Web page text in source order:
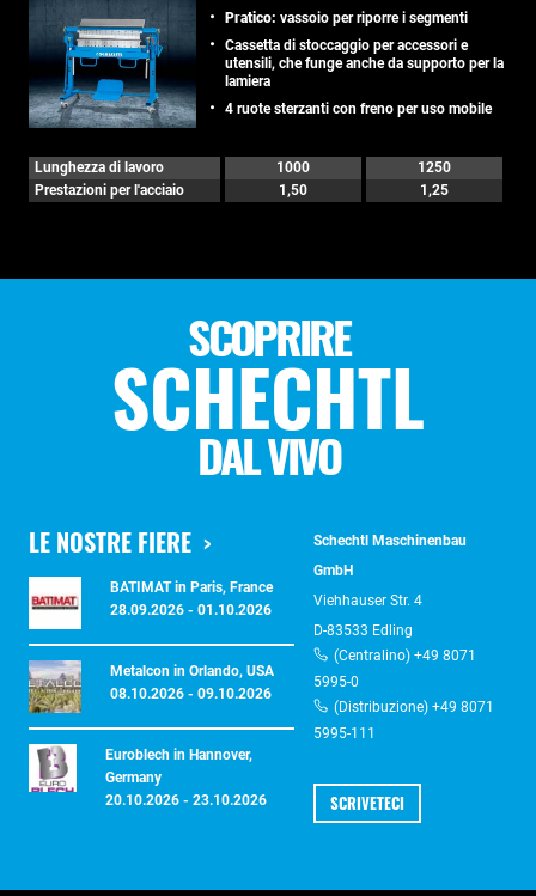
Pratico: vassoio per riporre i segmenti
Cassetta di stoccaggio per accessori e
utensili, che funge anche da supporto per la
lamiera
4 ruote sterzanti con freno per uso mobile
Lunghezza di lavoro 1000
1250
Prestazioni per l'acciaio
1,50 1,25
SCOPRIRE
SCHECHTL
DAL VIVO
LE NOSTRE FIERE
BATIMAT in Paris, France
28.09.2026 - 01.10.2026
Metalcon in Orlando, USA
08.10.2026 - 09.10.2026
Euroblech in Hannover,
Germany
20.10.2026 - 23.10.2026
Schechtl Maschinenbau
GmbH
Viehhauser Str. 4
D-83533 Edling
(Centralino) +49 8071
5995-0
(Distribuzione) +49 8071
5995-111
SCRIVETECI